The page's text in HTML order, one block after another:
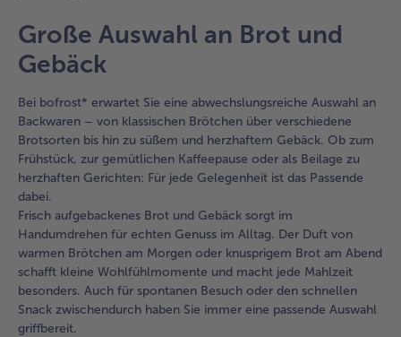
Große Auswahl an Brot und
Gebäck
Bei bofrost* erwartet Sie eine abwechslungsreiche Auswahl an
Backwaren – von klassischen Brötchen über verschiedene
Brotsorten bis hin zu süßem und herzhaftem Gebäck. Ob zum
Frühstück, zur gemütlichen Kaffeepause oder als Beilage zu
herzhaften Gerichten: Für jede Gelegenheit ist das Passende
dabei.
Frisch aufgebackenes Brot und Gebäck sorgt im
Handumdrehen für echten Genuss im Alltag. Der Duft von
warmen Brötchen am Morgen oder knusprigem Brot am Abend
schafft kleine Wohlfühlmomente und macht jede Mahlzeit
besonders. Auch für spontanen Besuch oder den schnellen
Snack zwischendurch haben Sie immer eine passende Auswahl
griffbereit.